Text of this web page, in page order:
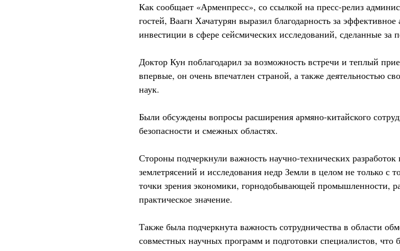
Как сообщает «Арменпресс», со ссылкой на пресс-релиз
гостей, Ваагн Хачатурян выразил благодарность за
инвестиции в сфере сейсмических исследований, сделанные за
Доктор Кун поблагодарил за возможность встречи и теплый
впервые, он очень впечатлен страной, а также деятельностью
наук.
Были обсуждены вопросы расширения армяно-китайского
безопасности и смежных областях.
Стороны подчеркнули важность научно-технических разработок
землетрясений и исследования недр Земли в целом не только с
точки зрения экономики, горнодобывающей промышленности,
практическое значение.
Также была подчеркнута важность сотрудничества в области
совместных научных программ и подготовки специалистов, что